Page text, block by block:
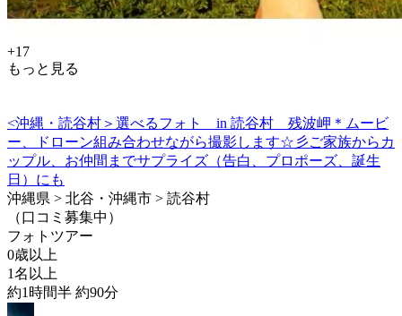
+17
もっと見る
<沖縄・読谷村＞選べるフォト in 読谷村 残波岬＊ムービ
ー、ドローン組み合わせながら撮影します☆彡ご家族からカ
ップル、お仲間までサプライズ（告白、プロポーズ、誕生
日）にも
沖縄県 > 北谷・沖縄市 > 読谷村
（口コミ募集中）
フォトツアー
0歳以上
1名以上
約1時間半 約90分